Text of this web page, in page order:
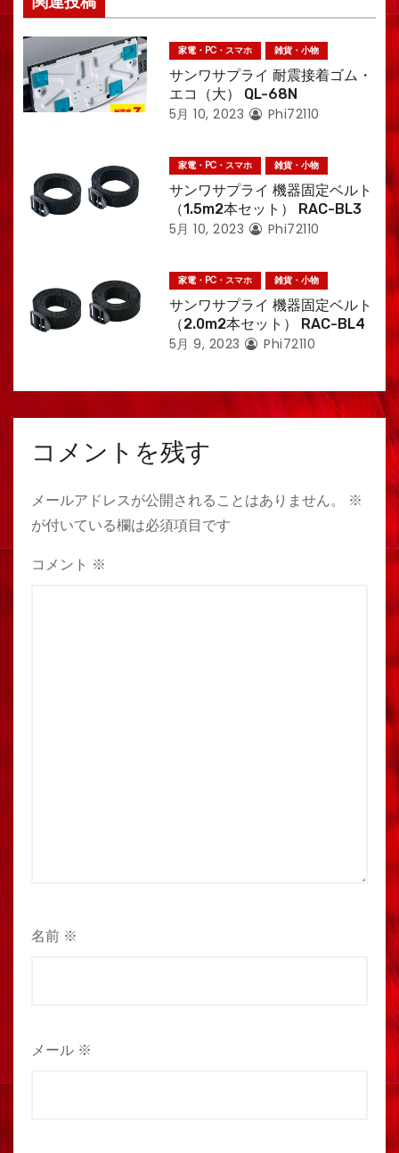
家電・PC・スマホ 雑貨・小物
サンワサプライ 耐震接着ゴム・
エコ（大） QL-68N
5月 10, 2023 Phi72110
家電・PC・スマホ 雑貨・小物
サンワサプライ 機器固定ベルト
（1.5m2本セット） RAC-BL3
5月 10, 2023 Phi72110
家電・PC・スマホ 雑貨・小物
サンワサプライ 機器固定ベルト
（2.0m2本セット） RAC-BL4
5月 9, 2023 Phi72110
コメントを残す
メールアドレスが公開されることはありません。
※
が付いている欄は必須項目です
コメント ※
名前 ※
メール ※